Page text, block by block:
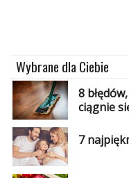
Wybrane dla Ciebie
8
ciągnie
7